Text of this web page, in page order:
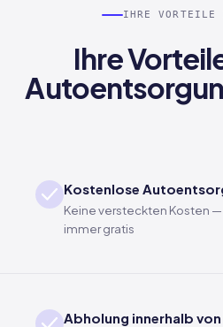
IHRE VORTEILE
Ihre
Kostenlose
Keine versteckten Kosten
immer gratis
Abholung innerhalb